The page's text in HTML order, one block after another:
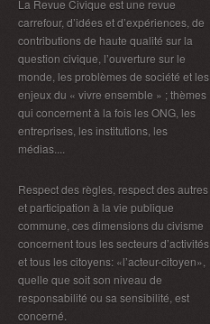
La Revue Civique est une revue
carrefour, d’idées et d’expériences, de
contributions de haute qualité sur la
question civique, l’ouverture sur le
monde, les problèmes de société et les
enjeux du « vivre ensemble » ; thèmes
qui concernent à la fois les ONG, les
entreprises, les institutions, les
médias....
Respect des règles, respect des autres
et participation à la vie publique
commune, ces dimensions du civisme
concernent tous les secteurs d’activités
et tous les citoyens: «l’acteur-citoyen»,
quelle que soit son niveau de
responsabilité ou sa sensibilité, est
concerné.